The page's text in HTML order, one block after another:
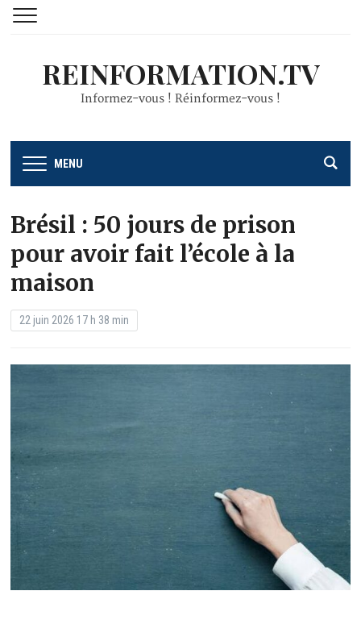
REINFORMATION.TV
Informez-vous ! Réinformez-vous !
MENU
Brésil : 50 jours de prison
pour avoir fait l’école à la
maison
22 juin 2026 17 h 38 min